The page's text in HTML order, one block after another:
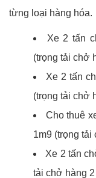
từng loại hàng hóa.
Xe 2 tấn
(trọng tải chở
Xe 2 tấn
(trọng tải chở
Cho thuê
1m9 (trọng tải
Xe 2 tấn
tải chở hàng